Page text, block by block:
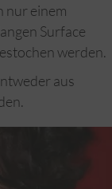
nur einem
Surface
werden.
aus